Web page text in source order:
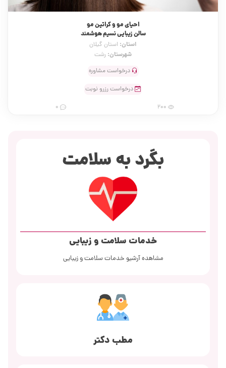
احیای مو و کراتین مو
سالن زیبایی نسیم هوشمند
استان: استان گیلان
شهرستان: رشت
درخواست مشاوره
درخواست رزرو نوبت
بگرد به سلامت
خدمات سلامت و زیبایی
مشاهده آرشیو خدمات سلامت و زیبایی
مطب دکتر